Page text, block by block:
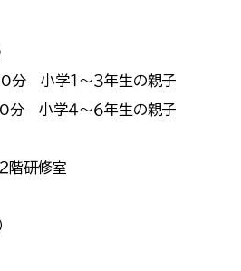
分 小学１～３年生の親子
分 小学４～６年生の親子
階研修室